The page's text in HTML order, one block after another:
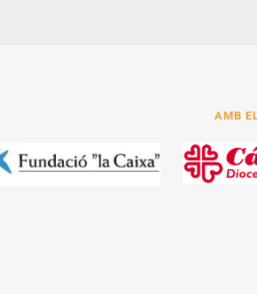
AMB